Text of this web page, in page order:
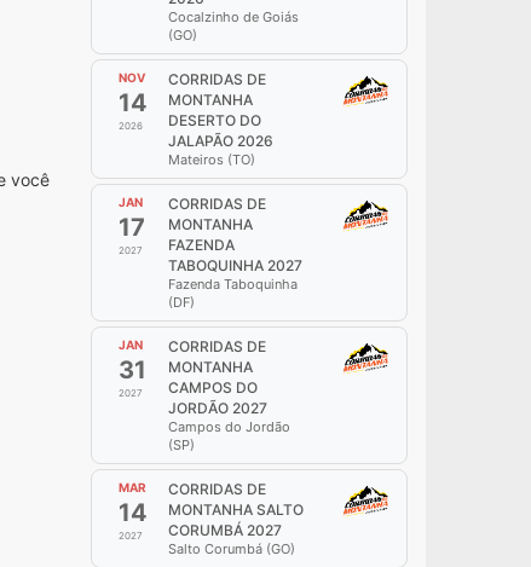
você
Cocalzinho de Goiás
(GO)
NOV
14
2026
CORRIDAS DE
MONTANHA
DESERTO DO
JALAPÃO 2026
Mateiros (TO)
JAN
17
2027
CORRIDAS DE
MONTANHA
FAZENDA
TABOQUINHA 2027
Fazenda Taboquinha
(DF)
JAN
31
2027
CORRIDAS DE
MONTANHA
CAMPOS DO
JORDÃO 2027
Campos do Jordão
(SP)
MAR
14
2027
CORRIDAS DE
MONTANHA SALTO
CORUMBÁ 2027
Salto Corumbá (GO)